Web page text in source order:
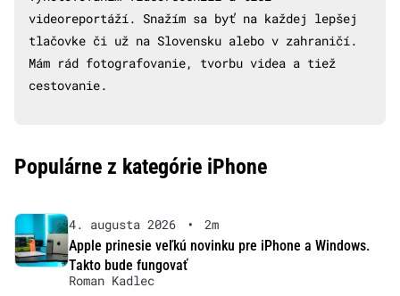
videoreportáží. Snažím sa byť na každej lepšej
tlačovke či už na Slovensku alebo v zahraničí.
Mám rád fotografovanie, tvorbu videa a tiež
cestovanie.
Populárne z kategórie iPhone
4. augusta 2026 •
2m
Apple prinesie veľkú novinku pre iPhone a Windows.
Takto bude fungovať
Roman Kadlec